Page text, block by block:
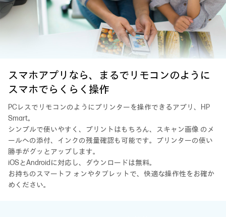
スマホアプリなら、
まるでリモコンのように
スマホでらくらく操作
PCレスでリモコンのようにプリンターを操作できるアプリ、HP
Smart。
シンプルで使いやすく、プリントはもちろん、スキャン画像 のメ
ールへの添付、インクの残量確認も可能です。プリンターの使い
勝手がグッとアップします。
iOSとAndroidに対応し、ダウンロードは無料。
お持ちのスマートフ ォンやタブレットで、快適な操作性をお確か
めください。